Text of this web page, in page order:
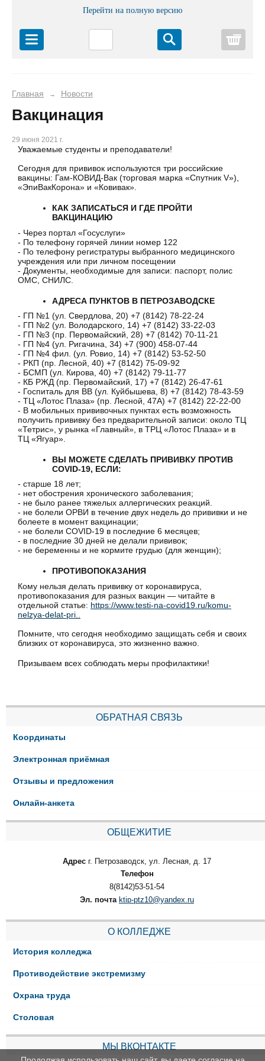
Перейти на полную версию
Главная → Новости
Вакцинация
29 июня 2021 г.
Уважаемые студенты и преподаватели!
Сегодня для прививок используются три российские
вакцины: Гам-КОВИД-Вак (торговая марка «Спутник V»),
«ЭпиВакКорона» и «Ковивак».
КАК ЗАПИСАТЬСЯ И ГДЕ ПРОЙТИ
ВАКЦИНАЦИЮ
- Через портал «Госуслуги»
- По телефону горячей линии номер 122
- По телефону регистратуры выбранного медицинского
учреждения или при личном посещении
- Документы, необходимые для записи: паспорт, полис
ОМС, СНИЛС.
АДРЕСА ПУНКТОВ В ПЕТРОЗАВОДСКЕ
- ГП №1 (ул. Свердлова, 20) +7 (8142) 78-22-24
- ГП №2 (ул. Володарского, 14) +7 (8142) 33-22-03
- ГП №3 (пр. Первомайский, 28) +7 (8142) 70-11-21
- ГП №4 (ул. Ригачина, 34) +7 (900) 458-07-44
- ГП №4 фил. (ул. Ровио, 14) +7 (8142) 53-52-50
- РКП (пр. Лесной, 40) +7 (8142) 75-09-92
- БСМП (ул. Кирова, 40) +7 (8142) 79-11-77
- КБ РЖД (пр. Первомайский, 17) +7 (8142) 26-47-61
- Госпиталь для ВВ (ул. Куйбышева, 8) +7 (8142) 78-43-59
- ТЦ «Лотос Плаза» (пр. Лесной, 47А) +7 (8142) 22-22-00
- В мобильных прививочных пунктах есть возможность
получить прививку без предварительной записи: около ТЦ
«Тетрис», у рынка «Главный», в ТРЦ «Лотос Плаза» и в
ТЦ «Ягуар».
ВЫ МОЖЕТЕ СДЕЛАТЬ ПРИВИВКУ ПРОТИВ
COVID-19, ЕСЛИ:
- старше 18 лет;
- нет обострения хронического заболевания;
- не было ранее тяжелых аллергических реакций.
- не болели ОРВИ в течение двух недель до прививки и не
болеете в момент вакцинации;
- не болели COVID-19 в последние 6 месяцев;
- в последние 30 дней не делали прививок;
- не беременны и не кормите грудью (для женщин);
ПРОТИВОПОКАЗАНИЯ
Кому нельзя делать прививку от коронавируса,
противопоказания для разных вакцин — читайте в
отдельной статье: https://www.testi-na-covid19.ru/komu-
nelzya-delat-pri..
Помните, что сегодня необходимо защищать себя и своих
близких от коронавируса, это жизненно важно.
Призываем всех соблюдать меры профилактики!
ОБРАТНАЯ СВЯЗЬ
Координаты
Электронная приёмная
Отзывы и предложения
Онлайн-анкета
ОБЩЕЖИТИЕ
Адрес г. Петрозаводск, ул. Лесная, д. 17
Телефон
8(8142)53-51-54
Эл. почта ktip-ptz10@yandex.ru
О КОЛЛЕДЖЕ
История колледжа
Противодействие экстремизму
Охрана труда
Столовая
МЫ ВКОНТАКТЕ